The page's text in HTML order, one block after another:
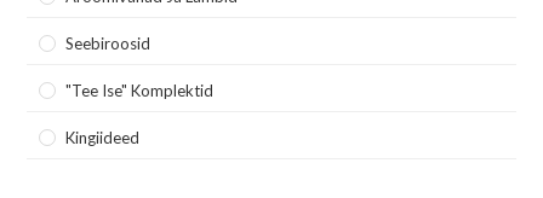
Seebiroosid
"Tee Ise" Komplektid
Kingiideed